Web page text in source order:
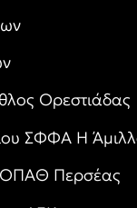
Ορεστιάδας
ΣΦΦΑ Η
ΟΠΑΘ Περσέας